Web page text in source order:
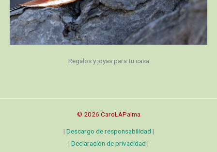
Regalos y joyas para tu casa
© 2026 CaroLAPalma
| Descargo de responsabilidad |
| Declaración de privacidad |